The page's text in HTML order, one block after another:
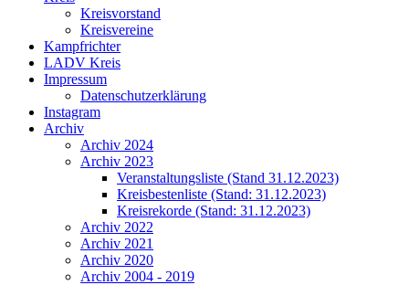
Kreisvorstand
Kreisvereine
Kampfrichter
LADV Kreis
Impressum
Datenschutzerklärung
Instagram
Archiv
Archiv 2024
Archiv 2023
Veranstaltungsliste (Stand 31.12.2023)
Kreisbestenliste (Stand: 31.12.2023)
Kreisrekorde (Stand: 31.12.2023)
Archiv 2022
Archiv 2021
Archiv 2020
Archiv 2004 - 2019